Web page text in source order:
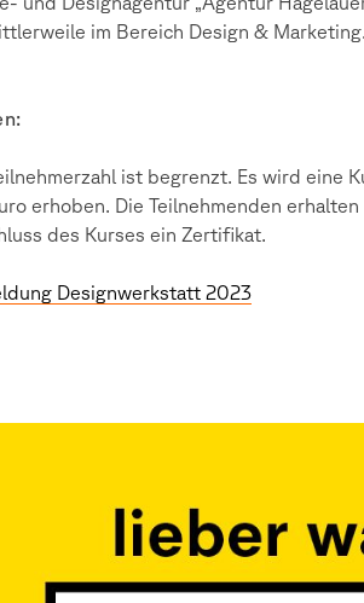
im Bereich Design & Marketing.
ist begrenzt. Es wird eine
erhoben. Die Teilnehmenden
des Kurses ein Zertifikat.
Designwerkstatt 2023